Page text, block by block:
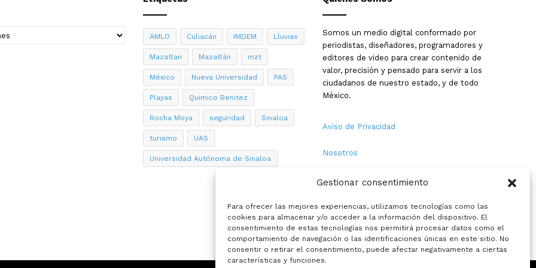
Gestionar consentimiento
Para ofrecer las mejores experiencias, utilizamos tecnologías como las
cookies para almacenar y/o acceder a la información del dispositivo. El
consentimiento de estas tecnologías nos permitirá procesar datos como el
comportamiento de navegación o las identificaciones únicas en este sitio. No
consentir o retirar el consentimiento, puede afectar negativamente a ciertas
características y funciones.
AMLO Culiacán IMDEM Lluvias
Mazatlan Mazatlán mzt
México Nueva Universidad PAS
Playas Quimico Benitez
Rocha Moya seguridad Sinaloa
turismo UAS
Universidad Autónoma de Sinaloa
Somos un medio digital conformado por
periodistas, diseñadores, programadores y
editores de video para crear contenido de
valor, precisión y pensado para servir a los
ciudadanos de nuestro estado, y de todo
México.
Aviso de Privacidad
Nosotros
Términos y Condiciones
Política de Cookies
Contacto